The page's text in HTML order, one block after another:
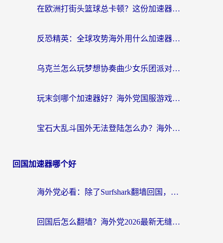
在欧洲打街头篮球总卡顿？这份加速器选择指南帮你解决延迟难题
反恐精英：全球攻势海外用什么加速器登录？海外党国服游戏畅玩指南
乌克兰怎么玩梦想协奏曲少女乐团派对？海外党国服游戏加速全攻略（附欧洲重生细胞荒野行动不卡技巧）
玩末剑哪个加速器好？海外党国服游戏畅玩终极指南（附3款热门游戏实测）
宝石大乱斗国外无法登陆怎么办？海外玩家专属加速指南（附穿越火线原野传说解决方案）
回国加速器哪个好
海外党必看：除了Surfshark翻墙回国，这些加速器选择技巧你真的懂吗？
回国后怎么翻墙？海外党2026最新无缝访问国内资源全攻略（附对比实测）